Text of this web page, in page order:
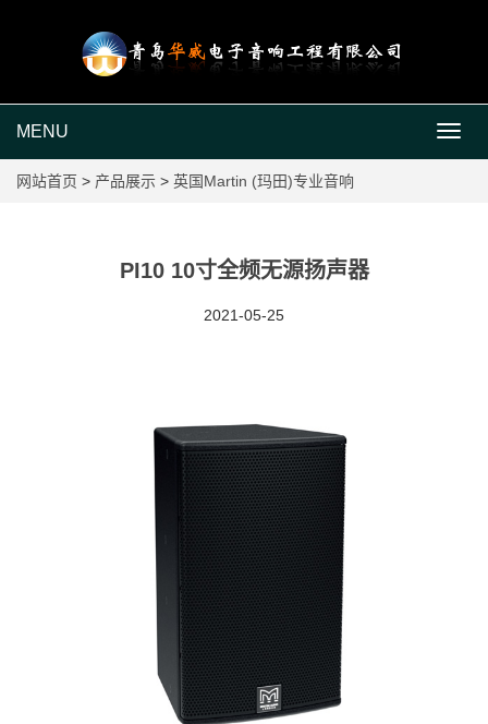
MENU
网站首页 > 产品展示 > 英国Martin (玛田)专业音响
PI10 10寸全频无源扬声器
2021-05-25